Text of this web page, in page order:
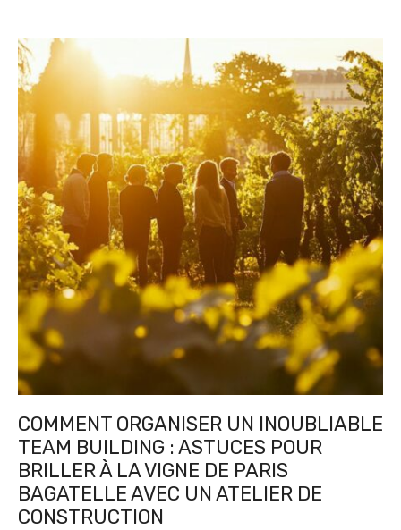
COMMENT ORGANISER UN INOUBLIABLE
TEAM BUILDING : ASTUCES POUR
BRILLER À LA VIGNE DE PARIS
BAGATELLE AVEC UN ATELIER DE
CONSTRUCTION